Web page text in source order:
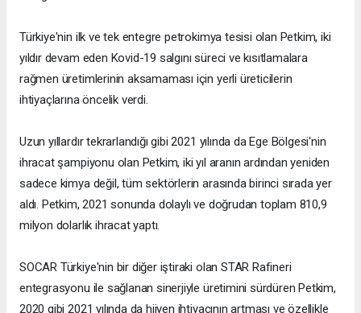
Türkiye'nin ilk ve tek entegre petrokimya tesisi olan Petkim, iki
yıldır devam eden Kovid-19 salgını süreci ve kısıtlamalara
rağmen üretimlerinin aksamaması için yerli üreticilerin
ihtiyaçlarına öncelik verdi.
Uzun yıllardır tekrarlandığı gibi 2021 yılında da Ege Bölgesi'nin
ihracat şampiyonu olan Petkim, iki yıl aranın ardından yeniden
sadece kimya değil, tüm sektörlerin arasında birinci sırada yer
aldı. Petkim, 2021 sonunda dolaylı ve doğrudan toplam 810,9
milyon dolarlık ihracat yaptı.
SOCAR Türkiye'nin bir diğer iştiraki olan STAR Rafineri
entegrasyonu ile sağlanan sinerjiyle üretimini sürdüren Petkim,
2020 gibi 2021 yılında da hijyen ihtiyacının artması ve özellikle